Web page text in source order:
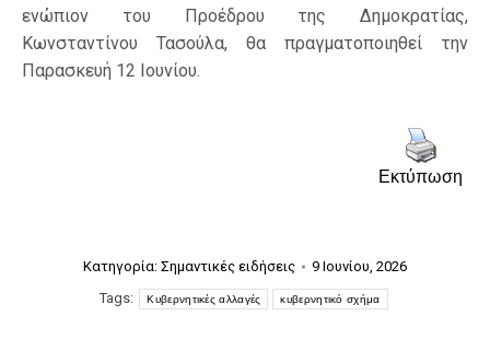
ενώπιον του Προέδρου της Δημοκρατίας,
Κωνσταντίνου Τασούλα, θα πραγματοποιηθεί την
Παρασκευή 12 Ιουνίου.
Εκτύπωση
Κατηγορία: Σημαντικές ειδήσεις
9 Ιουνίου, 2026
Tags:
Κυβερνητικές αλλαγές κυβερνητικό σχήμα